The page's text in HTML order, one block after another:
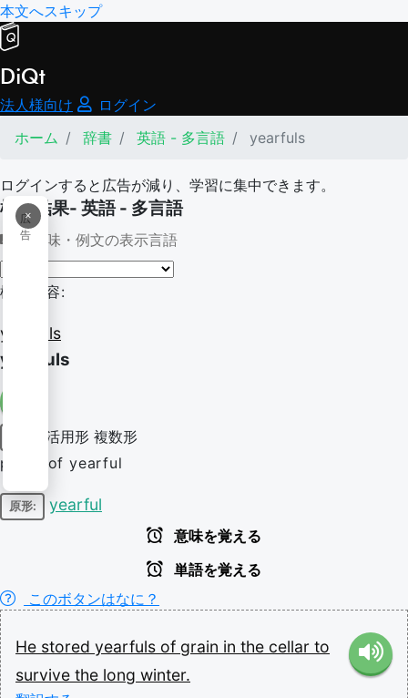
本文へスキップ
DiQt
法人様向け
ログイン
ホーム
辞書 英語 - 多言語 yearfuls
ログインすると広告が減り、学習に集中できます。
×
広
告
検索結果- 英語 - 多言語
意味・例文の表示言語
検索内容:
yearfuls
yearfuls
活用形 複数形
plural of yearful
原形: yearful
意味を覚える
単語を覚える
このボタンはなに？
He stored yearfuls of grain in the cellar to
survive the long winter.